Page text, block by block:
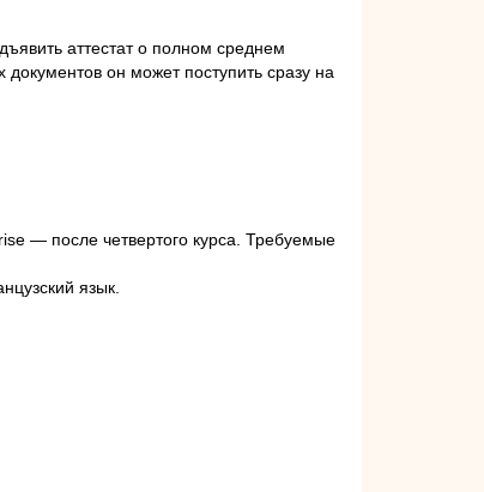
аттестат о полном среднем
он может поступить сразу на
— после четвертого курса. Требуемые
язык.